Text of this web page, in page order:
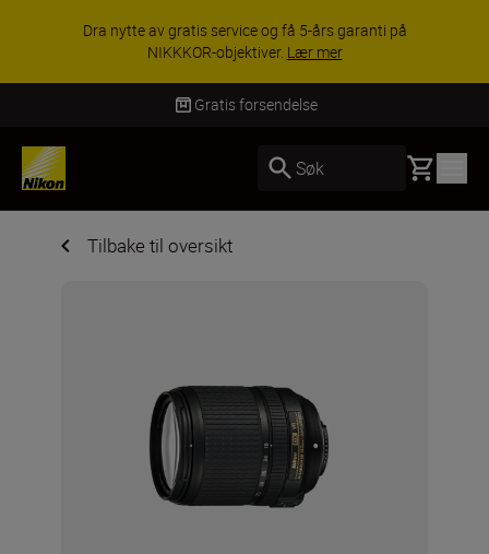
Dra nytte av gratis service og få 5-års garanti på
NIKKKOR-objektiver. Lær mer
Gratis forsendelse
Søk Basket
Tilbake til oversikt